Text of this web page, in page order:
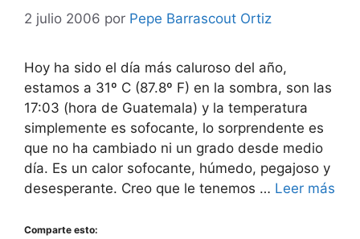
2 julio 2006 por Pepe Barrascout Ortiz
Hoy ha sido el día más caluroso del año,
estamos a 31º C (87.8º F) en la sombra, son las
17:03 (hora de Guatemala) y la temperatura
simplemente es sofocante, lo sorprendente es
que no ha cambiado ni un grado desde medio
día. Es un calor sofocante, húmedo, pegajoso y
desesperante. Creo que le tenemos … Leer más
Comparte esto: